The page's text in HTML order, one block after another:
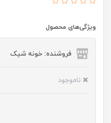
ویژگی‌های محصول
فروشنده: خونه شیک
ناموجود